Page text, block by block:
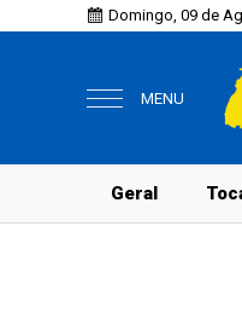
Domingo, 09 de
MENU
Geral